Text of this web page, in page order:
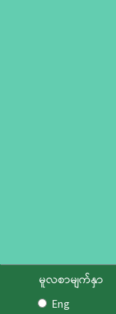
မူလစာမျက်နှာ
Eng